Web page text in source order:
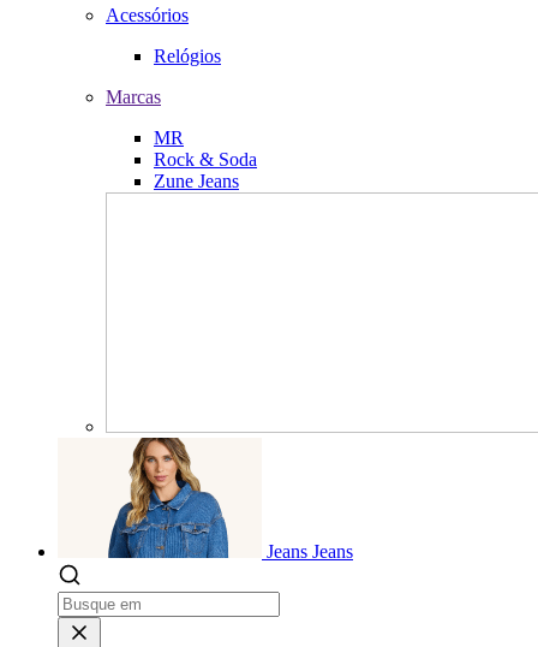
Acessórios
Relógios
Marcas
MR
Rock & Soda
Zune Jeans
Jeans Jeans